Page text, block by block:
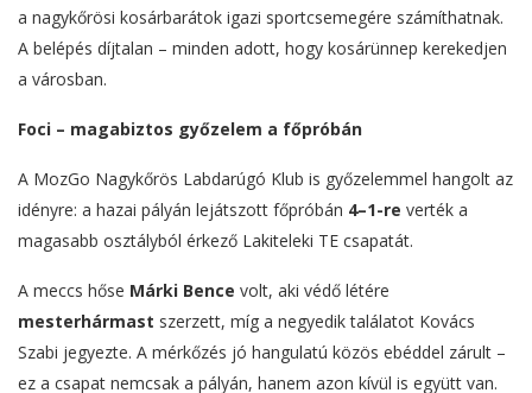
a nagykőrösi kosárbarátok igazi sportcsemegére számíthatnak.
A belépés díjtalan – minden adott, hogy kosárünnep kerekedjen
a városban.
Foci – magabiztos győzelem a főpróbán
A MozGo Nagykőrös Labdarúgó Klub is győzelemmel hangolt az
idényre: a hazai pályán lejátszott főpróbán 4–1-re verték a
magasabb osztályból érkező Lakiteleki TE csapatát.
A meccs hőse Márki Bence volt, aki védő létére
mesterhármast szerzett, míg a negyedik találatot Kovács
Szabi jegyezte. A mérkőzés jó hangulatú közös ebéddel zárult –
ez a csapat nemcsak a pályán, hanem azon kívül is együtt van.